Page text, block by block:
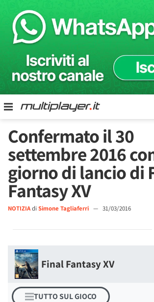
Confermato il 30
settembre 2016
giorno di lancio di
Fantasy XV
NOTIZIAdi Simone Tagliaferri — 31/03/2016
Final Fantasy XV
TUTTO SUL GIOCO